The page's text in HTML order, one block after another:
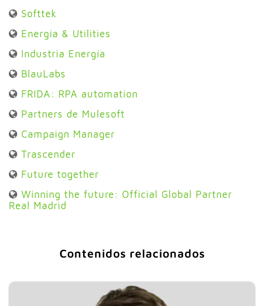
Softtek
Energía & Utilities
Industria Energía
BlauLabs
FRIDA: RPA automation
Partners de Mulesoft
Campaign Manager
Trascender
Future together
Winning the future: Official Global Partner
Real Madrid
Contenidos relacionados